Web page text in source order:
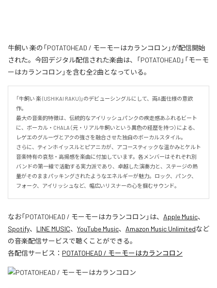
牛飼い 楽の「POTATOHEAD / モーモーはカランコロン」が配信開始
された。今回デジタル配信された楽曲は、「POTATOHEAD」「モーモ
ーはカランコロン」を含む全2曲となっている。
「牛飼い 楽 (USHIKAI RAKU)」のデビューシングルにして、両A面仕様の意欲
作。
最大の音楽的特徴は、伝統的なアイリッシュパンクの疾走感あふれるビート
に、ボーカル・CHALA（元・リアル牛飼いという異色の経歴を持つ）による、
レゲエのグルーヴとアクの強さを融合させた独自のボーカルスタイル。
さらに、ティンホイッスルとピアニカが、アコースティックな温かみとケルト
音楽特有の哀愁・高揚感を楽曲に付加しています。各メンバーはそれぞれ別
バンドの第一線で活動する実力派であり、卓越した演奏力と、ステージの熱
量がそのままパッキングされたようなエネルギーが魅力。ロック、パンク、
フォーク、アイリッシュなど、幅広いリスナーの心を掴むサウンド。
なお「POTATOHEAD / モーモーはカランコロン 」は、 Apple Music、
Spotify、 LINE MUSIC、 YouTube Music、 Amazon Music Unlimitedなど
の音楽配信サービスで聴くことができる。
各配信サービス： POTATOHEAD / モーモーはカランコロン